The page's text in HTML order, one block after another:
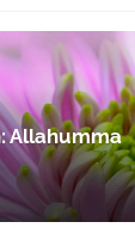
Allahumma